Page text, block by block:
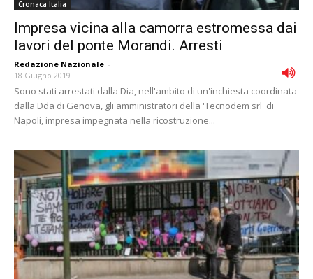
Cronaca Italia
Impresa vicina alla camorra estromessa dai
lavori del ponte Morandi. Arresti
Redazione Nazionale -
18 Giugno 2019
Sono stati arrestati dalla Dia, nell'ambito di un'inchiesta coordinata
dalla Dda di Genova, gli amministratori della 'Tecnodem srl' di
Napoli, impresa impegnata nella ricostruzione...